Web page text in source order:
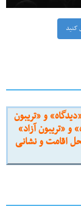
کنید
و «تریبون
«تریبون آزاد»
اقامت و نشانی